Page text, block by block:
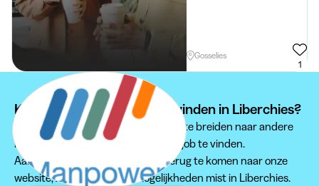
Gosselies
1
Kan je je studentenjob niet vinden in Liberchies?
Wij raden je aan om je zoektocht uit te breiden naar andere
regio's om een passende studentenjob te vinden.
Aarzel zeker niet om regelmatig terug te komen naar onze
website, zodat je geen jobmogelijkheden mist in Liberchies.